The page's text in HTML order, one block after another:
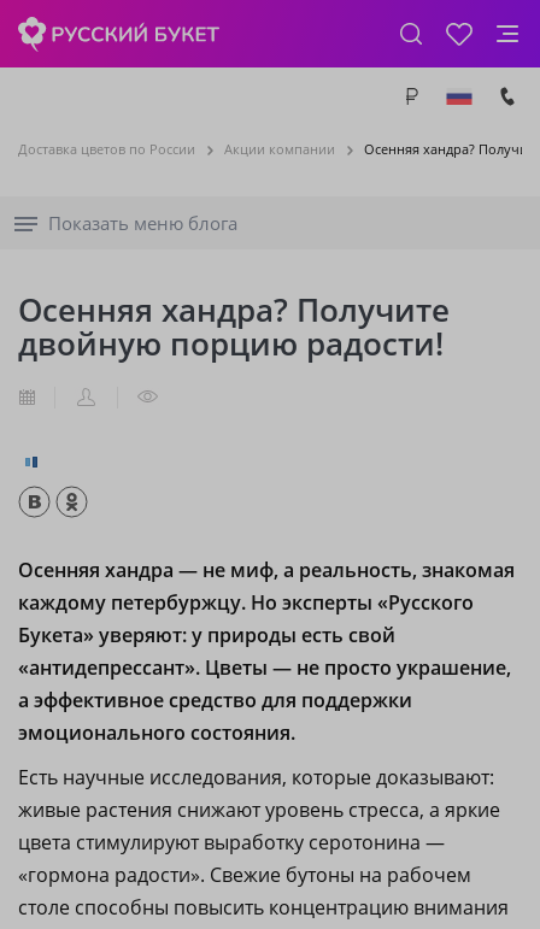
Доставка цветов по России Акции компании Осенняя хандра?
Показать меню блога
Осенняя хандра? Получите
двойную порцию радости!
Осенняя хандра — не миф, а реальность, знакомая
каждому петербуржцу. Но эксперты «Русского
Букета» уверяют: у природы есть свой
«антидепрессант». Цветы — не просто украшение,
а эффективное средство для поддержки
эмоционального состояния.
Есть научные исследования, которые доказывают:
живые растения снижают уровень стресса, а яркие
цвета стимулируют выработку серотонина —
«гормона радости». Свежие бутоны на рабочем
столе способны повысить концентрацию внимания